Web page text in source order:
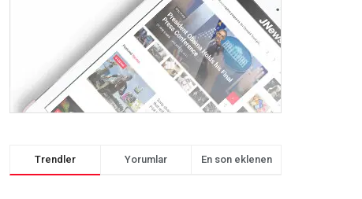
Trendler Yorumlar En son eklenen